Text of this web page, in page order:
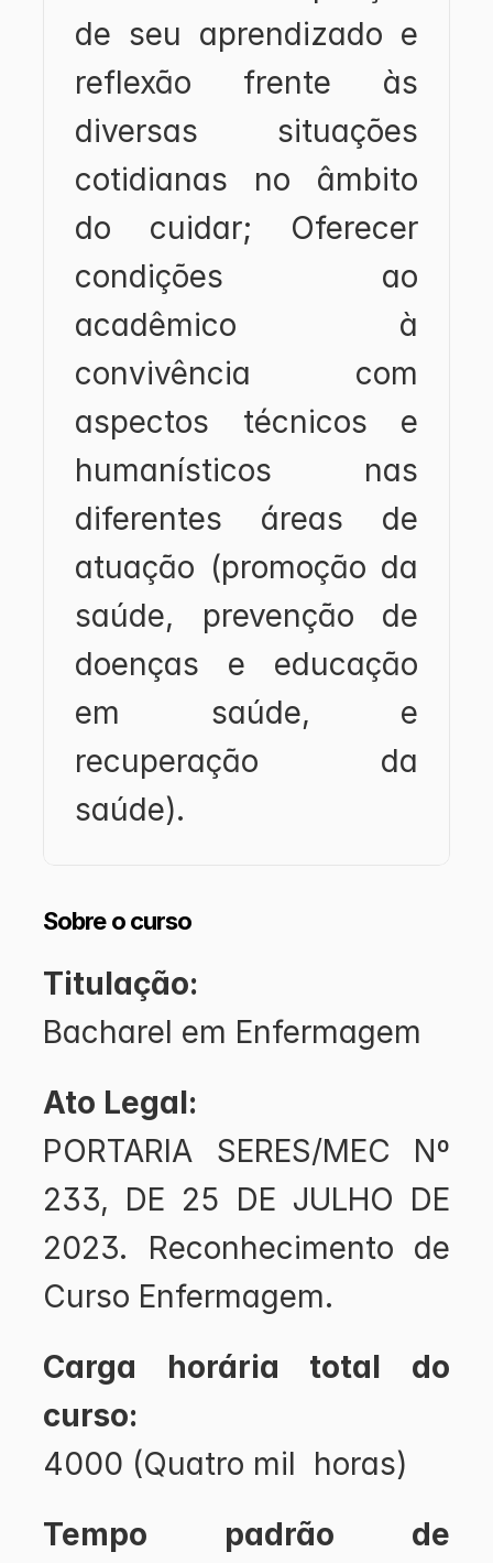
Sobre o curso
Titulação:
Bacharel em Enfermagem
Ato Legal:
PORTARIA SERES/MEC Nº
233, DE 25 DE JULHO DE
2023. Reconhecimento de
Curso Enfermagem.
Carga horária total do
curso:
4000 (Quatro mil  horas)
Tempo padrão de
de seu aprendizado e
reflexão frente às
diversas situações
cotidianas no âmbito
do cuidar; Oferecer
condições ao
acadêmico à
convivência com
aspectos técnicos e
humanísticos nas
diferentes áreas de
atuação (promoção da
saúde, prevenção de
doenças e educação
em saúde, e
recuperação da
saúde).